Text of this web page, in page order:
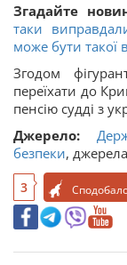
Згадайте
таки
може бути такої
Згодом
переїхати до
пенсію судді з
Джерело:
безпеки, джерела
3